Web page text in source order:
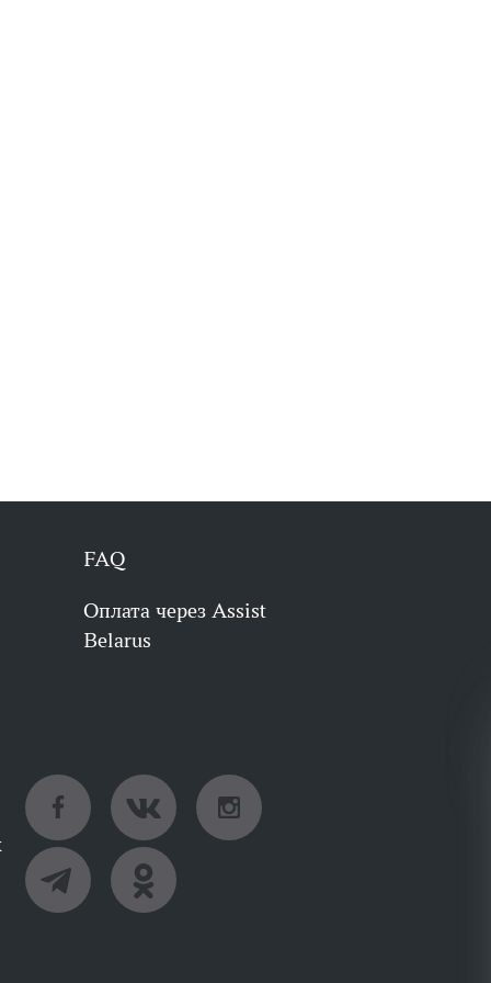
FAQ
Оплата через Assist
Belarus